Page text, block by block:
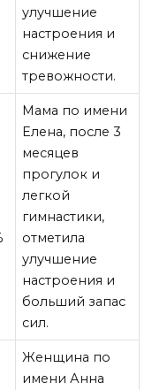
улучшение
настроения и
снижение
тревожности.
Мама по имени
Елена, после 3
месяцев
прогулок и
легкой
гимнастики,
отметила
улучшение
настроения и
больший запас
сил.
Женщина по
имени Анна